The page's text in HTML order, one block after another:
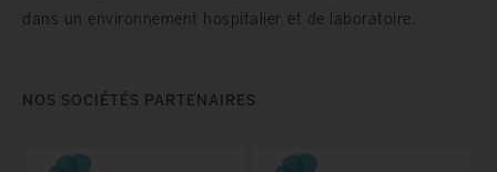
dans un environnement hospitalier et de laboratoire.
NOS SOCIÉTÉS PARTENAIRES